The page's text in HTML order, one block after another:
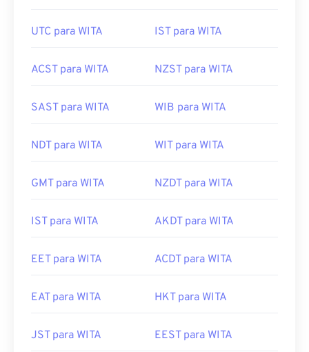
UTC para WITA IST para WITA
ACST para WITA NZST para WITA
SAST para WITA WIB para WITA
NDT para WITA WIT para WITA
GMT para WITA NZDT para WITA
IST para WITA AKDT para WITA
EET para WITA ACDT para WITA
EAT para WITA HKT para WITA
JST para WITA EEST para WITA